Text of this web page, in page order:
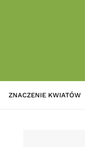
ZNACZENIE KWIATÓW